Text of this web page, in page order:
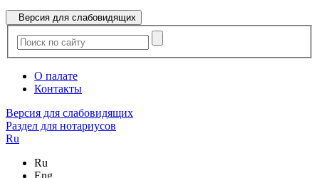
Версия для слабовидящих
О палате
Контакты
Версия для слабовидящих
Раздел для нотариусов
Ru
Ru
Eng